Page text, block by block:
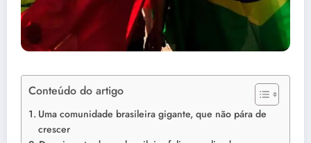
Conteúdo do artigo
Uma comunidade brasileira gigante, que não pára de
crescer